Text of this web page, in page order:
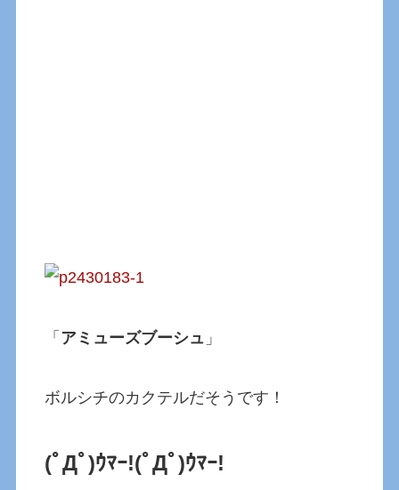
「 アミューズブーシュ 」
ボルシチのカクテルだそうです！
(ﾟДﾟ)ｳﾏｰ!(ﾟДﾟ)ｳﾏｰ!